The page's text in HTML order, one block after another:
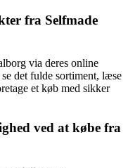
fra Selfmade
via deres online
det fulde sortiment, læse
et køb med sikker
ved at købe fra